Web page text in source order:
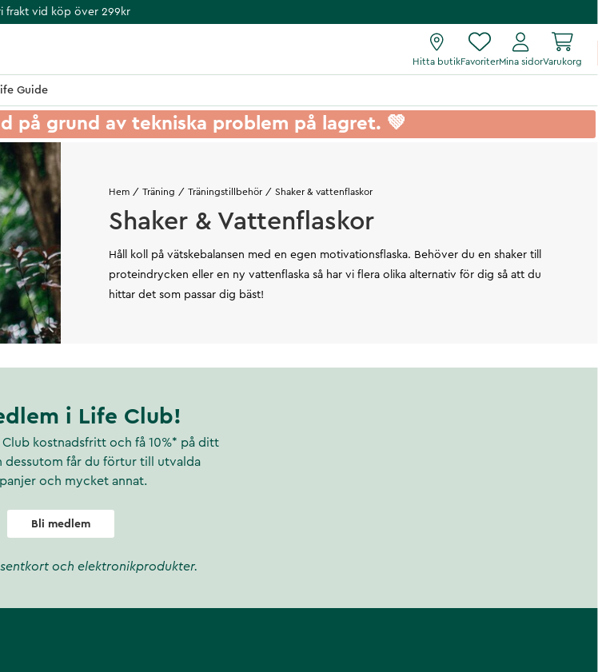
frakt vid köp över 299kr
Hitta butikFavoriterMina sidorVarukorg
Guide
på grund av tekniska problem på lagret. 💚
Hem Träning Träningstillbehör Shaker & vattenflaskor
Shaker & Vattenflaskor
Håll koll på vätskebalansen med en egen motivationsflaska. Behöver du en shaker till
proteindrycken eller en ny vattenflaska så har vi flera olika alternativ för dig så att du
hittar det som passar dig bäst!
i Life Club!
Club kostnadsfritt och få 10%* på ditt
dessutom får du förtur till utvalda
och mycket annat.
Bli medlem
och elektronikprodukter.